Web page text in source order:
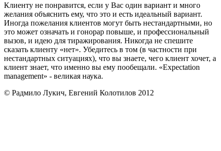
Клиенту не понравится, если у Вас один вариант и много
желания объяснить ему, что это и есть идеальный вариант.
Иногда пожелания клиентов могут быть нестандартными, но
это может означать и гонорар повыше, и профессиональный
вызов, и идею для тиражирования. Никогда не спешите
сказать клиенту «нет». Убедитесь в том (в частности при
нестандартных ситуациях), что вы знаете, чего клиент хочет, а
клиент знает, что именно вы ему пообещали. «Expectation
management» - великая наука.
© Радмило Лукич, Евгений Колотилов 2012